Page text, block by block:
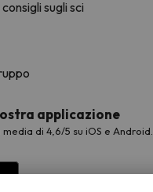
sugli sci
applicazione
di 4,6/5 su iOS e Android.